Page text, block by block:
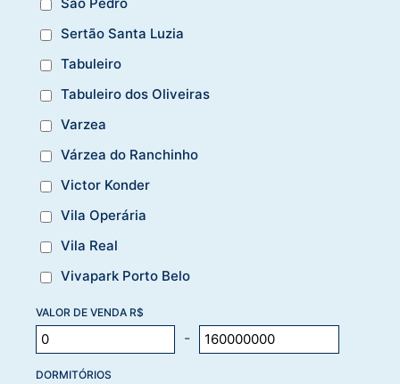
Sertão Santa Luzia
Tabuleiro
Tabuleiro dos Oliveiras
Varzea
Várzea do Ranchinho
Victor Konder
Vila Operária
Vila Real
Vivapark Porto Belo
VALOR DE VENDA R$
-
DORMITÓRIOS